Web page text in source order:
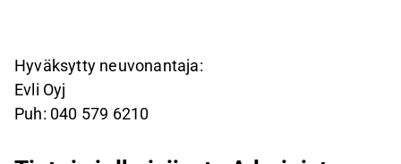
Hyväksytty neuvonantaja:
Evli Oyj
Puh: 040 579 6210